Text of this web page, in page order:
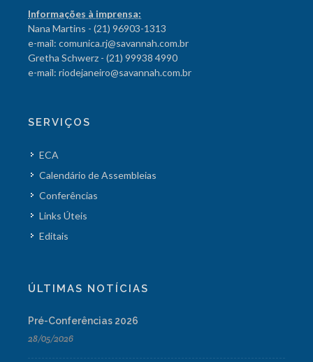
Informações à imprensa:
Nana Martins - (21) 96903-1313
e-mail: comunica.rj@savannah.com.br
Gretha Schwerz - (21) 99938 4990
e-mail: riodejaneiro@savannah.com.br
SERVIÇOS
ECA
Calendário de Assembleias
Conferências
Links Úteis
Editais
ÚLTIMAS NOTÍCIAS
Pré-Conferências 2026
28/05/2026